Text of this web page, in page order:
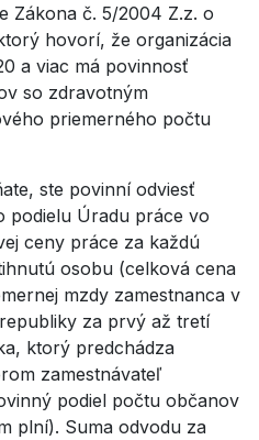
Zákona č. 5/2004 Z.z. o
hovorí, že organizácia
a viac má povinnosť
so zdravotným
priemerného počtu
ste povinní odviesť
podielu Úradu práce vo
ceny práce za každú
osobu (celková cena
mzdy zamestnanca v
za prvý až tretí
ktorý predchádza
zamestnávateľ
podiel počtu občanov
plní). Suma odvodu za